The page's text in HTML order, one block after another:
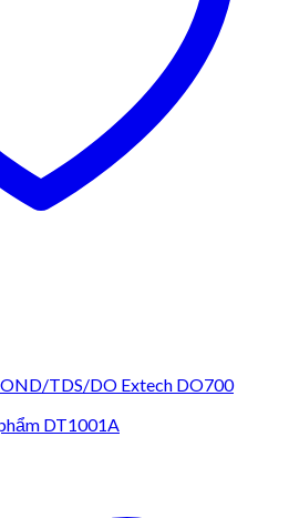
TDS/DO Extech DO700